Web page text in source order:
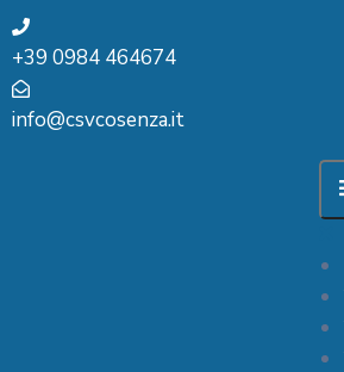
+39 0984 464674
info@csvcosenza.it